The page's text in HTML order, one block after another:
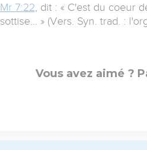
Mr 7:22 , dit : « C'est du coeur
sottise... » (Vers. Syn. trad. :
Vous avez aimé ?